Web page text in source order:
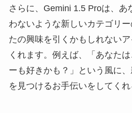
さらに、Gemini 1.5 Proは、あ
わないような新しいカテゴリ
たの興味を引くかもしれない
くれます。例えば、「あなた
ーも好きかも？」という風に
を見つけるお手伝いをしてくれ